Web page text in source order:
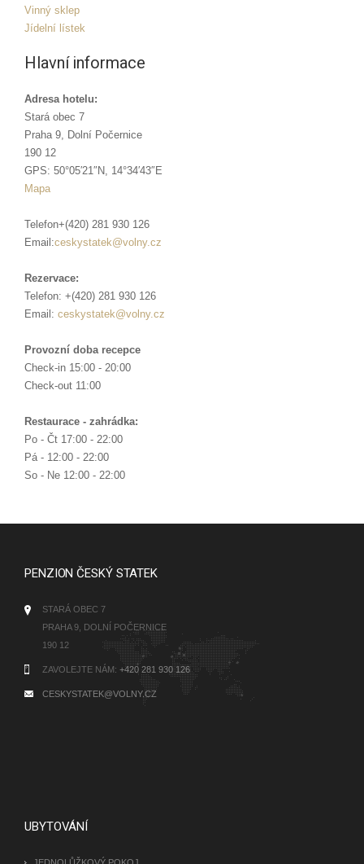
Vinný sklep
Jídelní lístek
Hlavní informace
Adresa hotelu:
Stará obec 7
Praha 9, Dolní Počernice
190 12
GPS: 50°05′21″N, 14°34′43″E
Mapa
Telefon+(420) 281 930 126
Email:ceskystatek@volny.cz
Rezervace:
Telefon: +(420) 281 930 126
Email: ceskystatek@volny.cz
Provozní doba recepce
Check-in 15:00 - 20:00
Check-out 11:00
Restaurace - zahrádka:
Po - Čt 17:00 - 22:00
Pá - 12:00 - 22:00
So - Ne 12:00 - 22:00
PENZION ČESKÝ STATEK
STARÁ OBEC 7
PRAHA 9, DOLNÍ POČERNICE
190 12
ZAVOLEJTE NÁM: +420 281 930 126
CESKYSTATEK@VOLNY.CZ
UBYTOVÁNÍ